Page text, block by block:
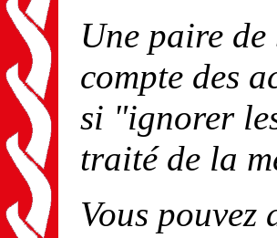
Une paire
compte des
si "ignorer
traité de la
Vous